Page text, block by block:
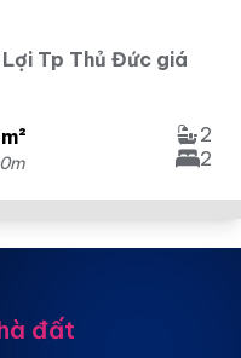
Tp Thủ Đức giá
2
2
đất